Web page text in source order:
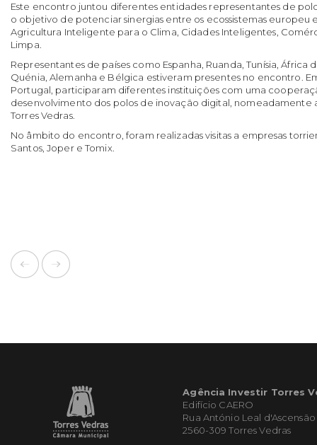
Este encontro juntou diferentes entidades representantes de
o objetivo de potenciar sinergias entre os ecossistemas europeu
Agricultura Inteligente para o Clima, Cidades Inteligentes,
Limpa.
Representantes de países como Espanha, Ruanda, Tunísia, África
Quénia, Alemanha e Bélgica estiveram presentes no encontro.
Portugal, participaram diferentes instituições com uma
desenvolvimento dos polos de inovação digital, nomeadamente
Torres Vedras.
No âmbito do encontro, foram realizadas visitas a empresas
Santos, Joper e Tomix.
Agência Investir Torres
Edifício CAERO
Rua António Leal d'Ascensão
2560-309 Torres Vedras